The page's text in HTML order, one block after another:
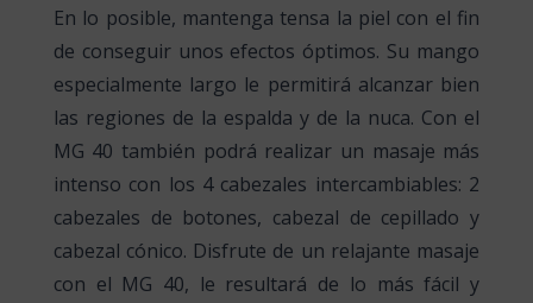
En lo posible, mantenga tensa la piel con el fin
de conseguir unos efectos óptimos. Su mango
especialmente largo le permitirá alcanzar bien
las regiones de la espalda y de la nuca. Con el
MG 40 también podrá realizar un masaje más
intenso con los 4 cabezales intercambiables: 2
cabezales de botones, cabezal de cepillado y
cabezal cónico. Disfrute de un relajante masaje
con el MG 40, le resultará de lo más fácil y